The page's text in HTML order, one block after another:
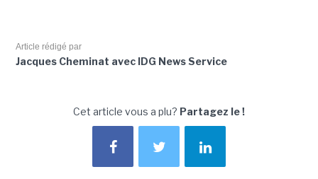
Article rédigé par
Jacques Cheminat avec IDG News Service
Cet article vous a plu? Partagez le !